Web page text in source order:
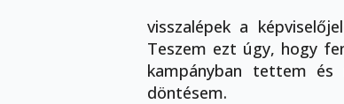
visszalépek a
Teszem ezt úgy, hogy
kampányban tettem
döntésem.